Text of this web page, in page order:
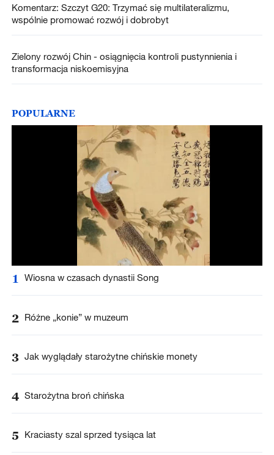
Komentarz: Szczyt G20: Trzymać się multilateralizmu,
wspólnie promować rozwój i dobrobyt
Zielony rozwój Chin - osiągnięcia kontroli pustynnienia i
transformacja niskoemisyjna
POPULARNE
1 Wiosna w czasach dynastii Song
2 Różne „konie” w muzeum
3 Jak wyglądały starożytne chińskie monety
4 Starożytna broń chińska
5 Kraciasty szal sprzed tysiąca lat